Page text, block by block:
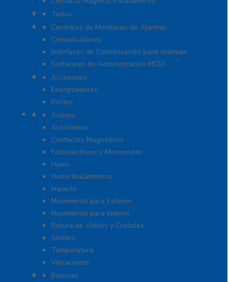
Control de Acceso
Todos
Centrales de Monitoreo
Centrales de Monitoreo de Alarmas
Comunicadores
Interfaces de Comunicación para Alarmas
Softwares de Administración MCDI
Cercas
Accesorios
Energizadores
Postes
Detectores / Sensores
Activos
Autónomos
Contactos Magnéticos
Fotoeléctricos y Microondas
Humo
Humo Inalámbricos
Impacto
Movimiento para Exterior
Movimiento para Interior
Rotura de Vidrios y Cristales
Sísmico
Temperatura
Vibraciones
Energía
Baterías